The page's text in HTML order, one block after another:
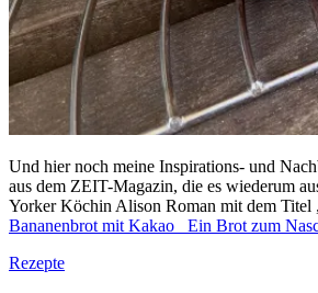
Und hier noch meine Inspirations- und
aus dem ZEIT-Magazin, die es wiederum
Yorker Köchin Alison Roman mit dem Titel
Bananenbrot mit Kakao_ Ein Brot zum
Rezepte